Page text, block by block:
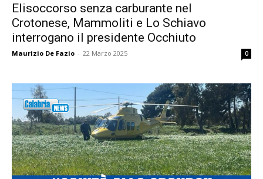
Elisoccorso senza carburante nel
Crotonese, Mammoliti e Lo Schiavo
interrogano il presidente Occhiuto
Maurizio De Fazio - 22 Marzo 2025 0